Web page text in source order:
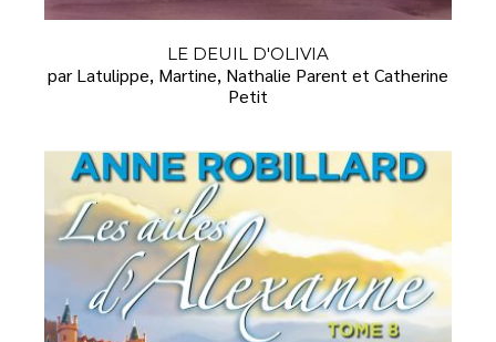
LE DEUIL D'OLIVIA
par Latulippe, Martine, Nathalie Parent et Catherine
Petit